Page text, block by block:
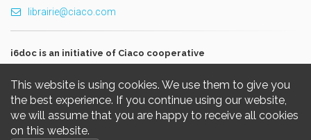
This website is using cookies. We use them to give you
the best experience. If you continue using our website,
we will assume that you are happy to receive all cookies
on this website.
librairie@ciaco.com
i6doc is an initiative of Ciaco cooperative